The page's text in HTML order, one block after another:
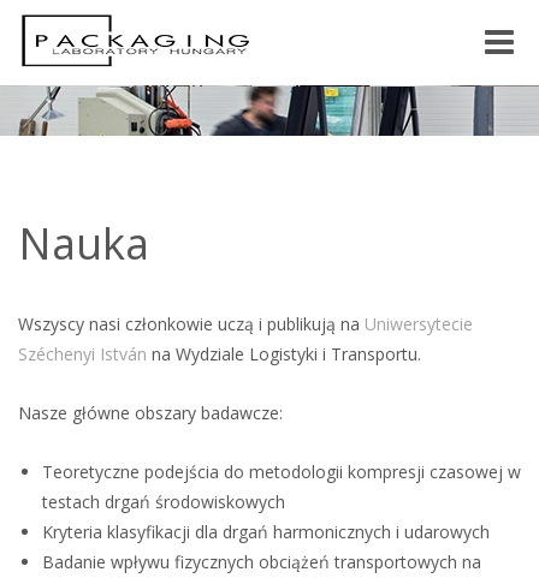
Toggle
Nauka
Wszyscy nasi członkowie uczą i publikują na Uniwersytecie
Széchenyi István na Wydziale Logistyki i Transportu.
Nasze główne obszary badawcze:
Teoretyczne podejścia do metodologii kompresji czasowej w
testach drgań środowiskowych
Kryteria klasyfikacji dla drgań harmonicznych i udarowych
Badanie wpływu fizycznych obciążeń transportowych na